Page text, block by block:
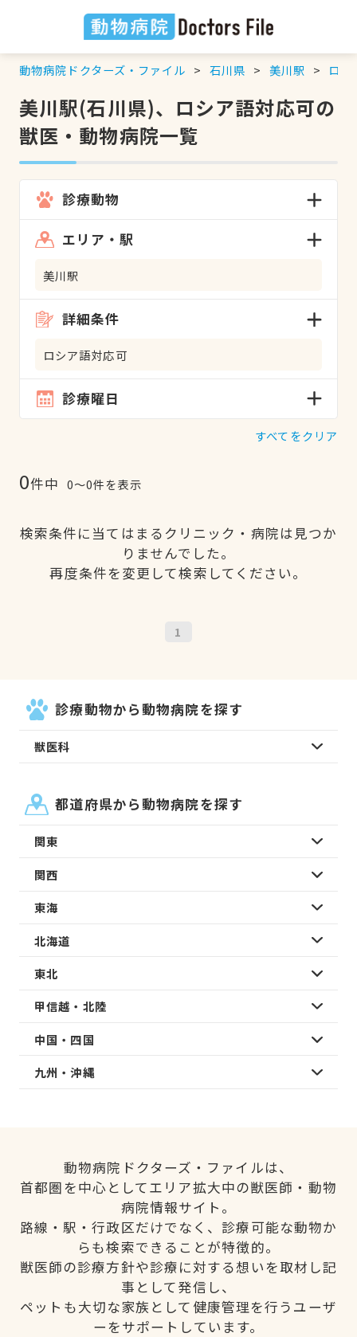
動物病院ドクターズ・ファイル 石川県 美川駅 ロシ
美川駅(石川県)、ロシア語対応可の
獣医・動物病院一覧
診療動物
エリア・駅
美川駅
詳細条件
ロシア語対応可
診療曜日
すべてをクリア
0件中 0〜0件を表示
検索条件に当てはまるクリニック・病院は見つか
りませんでした。
再度条件を変更して検索してください。
1
診療動物から動物病院を探す
獣医科
都道府県から動物病院を探す
関東
関西
東海
北海道
東北
甲信越・北陸
中国・四国
九州・沖縄
動物病院ドクターズ・ファイルは、
首都圏を中心としてエリア拡大中の獣医師・動物
病院情報サイト。
路線・駅・行政区だけでなく、診療可能な動物か
らも検索できることが特徴的。
獣医師の診療方針や診療に対する想いを取材し記
事として発信し、
ペットも大切な家族として健康管理を行うユーザ
ーをサポートしています。